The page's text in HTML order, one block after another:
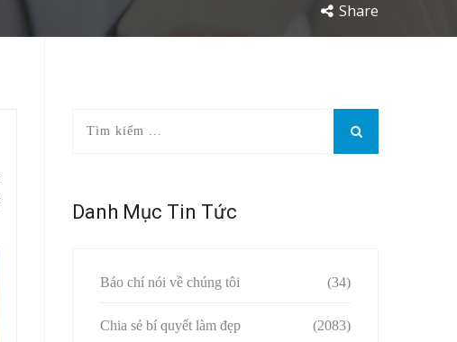
Share
Danh Mục Tin Tức
Báo chí nói về chúng tôi (34)
Chia sẻ bí quyết làm đẹp (2083)